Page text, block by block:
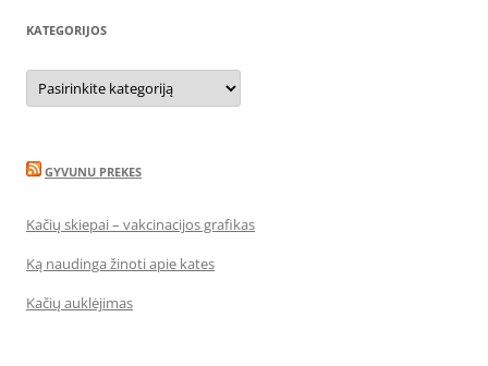
KATEGORIJOS
Kategorijos
GYVUNU PREKES
Kačių skiepai – vakcinacijos grafikas
Ką naudinga žinoti apie kates
Kačių auklėjimas